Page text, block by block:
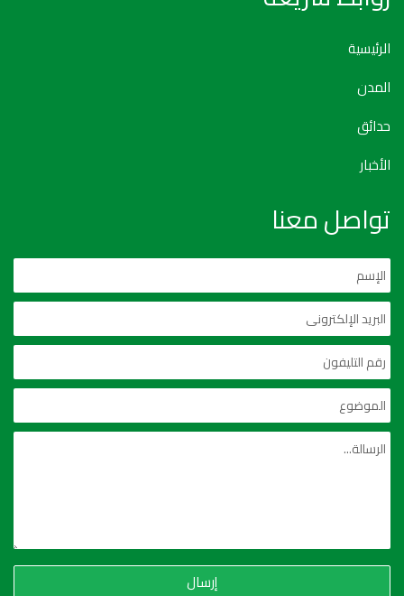
الرئيسية
المدن
حدائق
الأخبار
تواصل معنا
إرسال